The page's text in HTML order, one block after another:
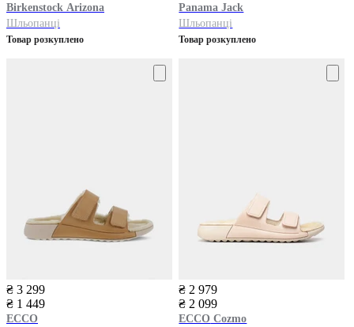
Birkenstock Arizona
Шльопанці
Товар розкуплено
Panama Jack
Шльопанці
Товар розкуплено
₴ 3 299
₴ 1 449
ECCO
₴ 2 979
₴ 2 099
ECCO Cozmo